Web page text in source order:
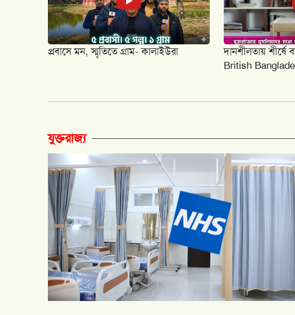
প্রবাসে মন, স্মৃতিতে গ্রাম- কালাইউরা
দানশীলতায় শীর্ষে
British
যুক্তরাজ্য